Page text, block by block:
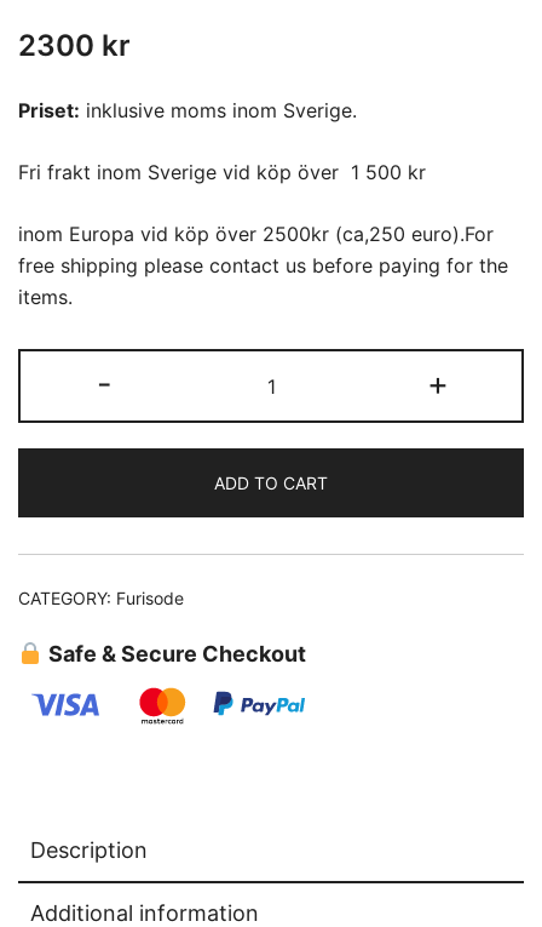
2300 kr
Priset: inklusive moms inom Sverige.
Fri frakt inom Sverige vid köp över 1 500 kr
inom Europa vid köp över 2500kr (ca,250 euro).For
free shipping please contact us before paying for the
items.
-
(16)
Grön
quantity
+
ADD TO CART
CATEGORY: Furisode
Safe & Secure Checkout
Description
Additional information